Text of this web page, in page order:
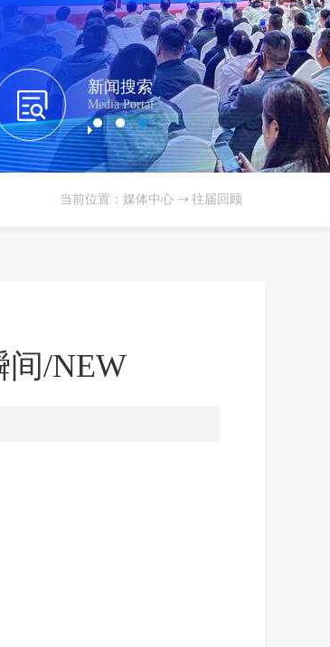
新闻搜索
Media Portal
当前位置：媒体中心 ⇢ 往届回顾
间/NEW